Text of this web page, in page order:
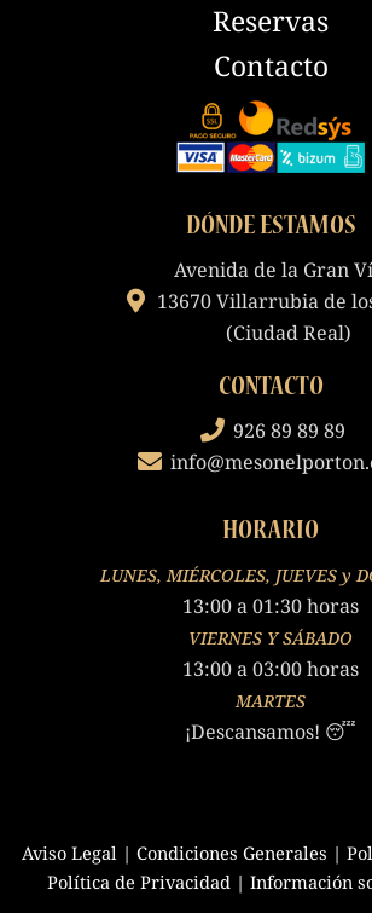
Reservas
Contacto
DÓNDE ESTAMOS
Avenida de la Gran
13670 Villarrubia de
(Ciudad Real)
CONTACTO
926 89 89 89
HORARIO
LUNES, MIÉRCOLES, JUEVES y
13:00 a 01:30 horas
VIERNES Y SÁBADO
13:00 a 03:00 horas
MARTES
¡Descansamos! 😴
Aviso Legal | Condiciones Generales |
Política de Privacidad | Información